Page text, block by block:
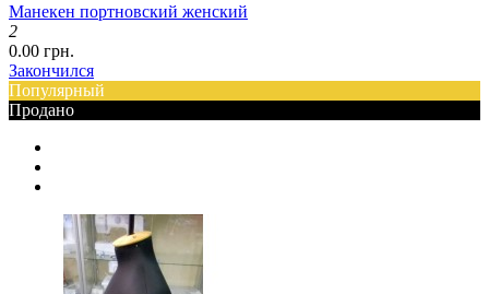
Манекен портновский женский
2
0.00 грн.
Закончился
Популярный
Продано